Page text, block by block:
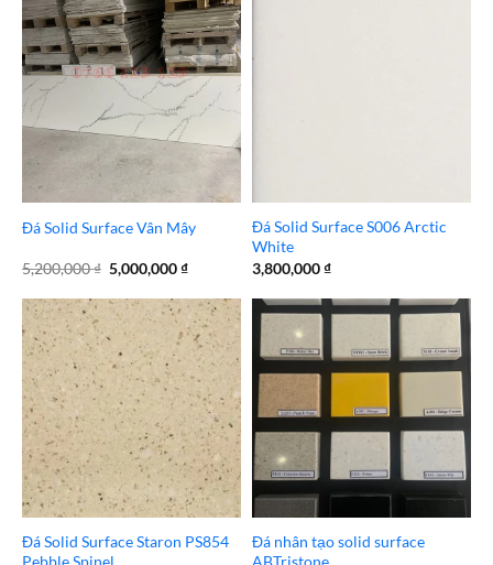
Đá Solid Surface Vân Mây
5,200,000₫ Giá
gốc
là:
5,200,000 ₫.
5,000,000₫Giá
tại
là:
5,000,000 ₫.
Đá Solid Surface S006 Arctic
White
3,800,000₫
Đá Solid Surface Staron PS854
Pebble Spinel
Đá nhân tạo solid surface
ABTristone